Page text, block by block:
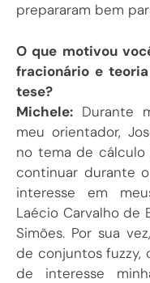
prepararam bem
O que motivou
fracionário e
tese?
Michele: Durante
meu orientador,
no tema de cálculo
continuar durante
interesse em
Laécio Carvalho de
Simões. Por sua
de conjuntos fuzzy,
de interesse